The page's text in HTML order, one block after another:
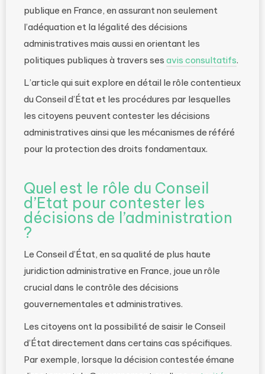
publique en France, en assurant non seulement
l’adéquation et la légalité des décisions
administratives mais aussi en orientant les
politiques publiques à travers ses avis consultatifs.
L’article qui suit explore en détail le rôle contentieux
du Conseil d’État et les procédures par lesquelles
les citoyens peuvent contester les décisions
administratives ainsi que les mécanismes de référé
pour la protection des droits fondamentaux.
Quel est le rôle du Conseil
d’Etat pour contester les
décisions de l’administration
?
Le Conseil d’État, en sa qualité de plus haute
juridiction administrative en France, joue un rôle
crucial dans le contrôle des décisions
gouvernementales et administratives.
Les citoyens ont la possibilité de saisir le Conseil
d’État directement dans certains cas spécifiques.
Par exemple, lorsque la décision contestée émane